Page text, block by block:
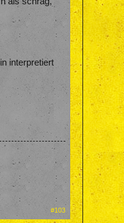
interpretiert
#103